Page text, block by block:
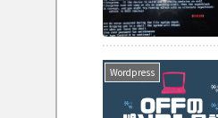
Wordpress